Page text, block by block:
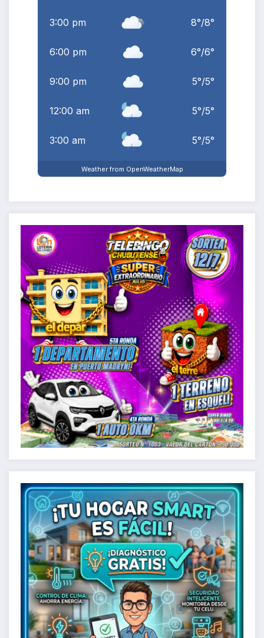
3:00 pm 8°/8°
6:00 pm 6°/6°
9:00 pm 5°/5°
12:00 am 5°/5°
3:00 am 5°/5°
Weather from OpenWeatherMap